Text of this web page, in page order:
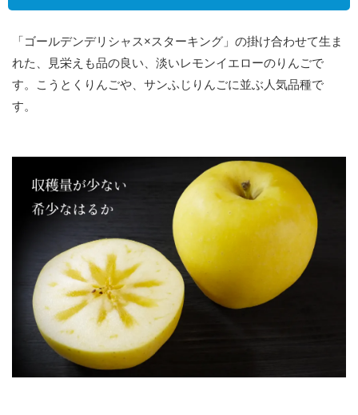
「ゴールデンデリシャス×スターキング」の掛け合わせて生ま
れた、見栄えも品の良い、淡いレモンイエローのりんごで
す。こうとくりんごや、サンふじりんごに並ぶ人気品種で
す。